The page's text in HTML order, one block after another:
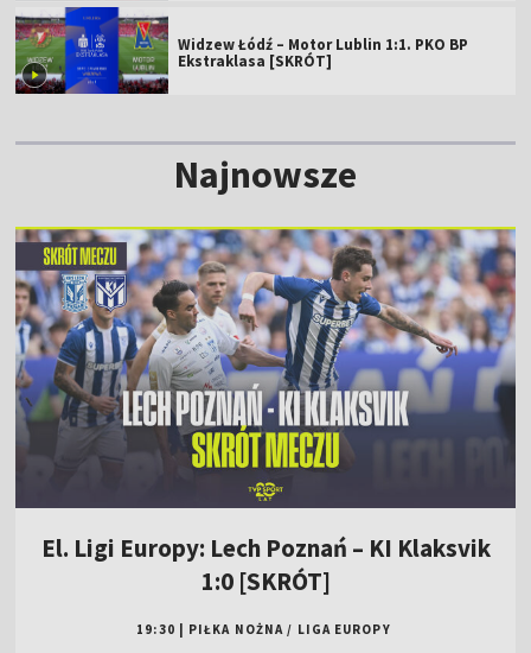
Widzew Łódź – Motor Lublin 1:1. PKO BP
Ekstraklasa [SKRÓT]
Najnowsze
El. Ligi Europy: Lech Poznań – KI Klaksvik
1:0 [SKRÓT]
19:30 PIŁKA NOŻNA / LIGA EUROPY